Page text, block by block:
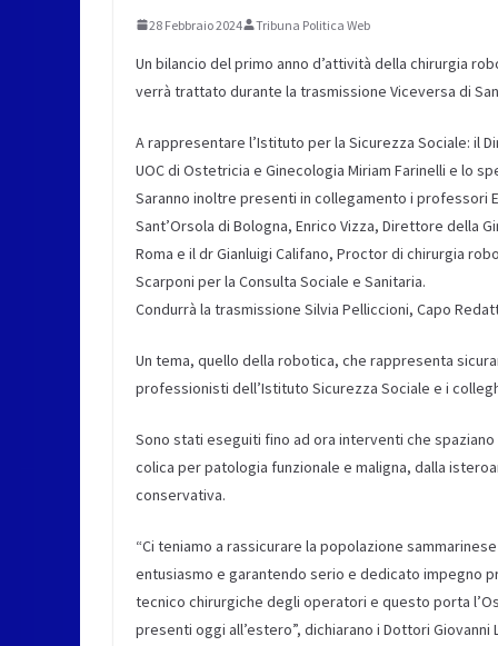
28 Febbraio 2024 Tribuna Politica Web
Un bilancio del primo anno d’attività della chirurgia
verrà trattato durante la trasmissione Viceversa di
A rappresentare l’Istituto per la Sicurezza Sociale: il
UOC di Ostetricia e Ginecologia Miriam Farinelli e lo
Saranno inoltre presenti in collegamento i professori
Sant’Orsola di Bologna, Enrico Vizza, Direttore della
Roma e il dr Gianluigi Califano, Proctor di chirurgia
Scarponi per la Consulta Sociale e Sanitaria.
Condurrà la trasmissione Silvia Pelliccioni, Capo
Un tema, quello della robotica, che rappresenta
professionisti dell’Istituto Sicurezza Sociale e i
Sono stati eseguiti fino ad ora interventi che
colica per patologia funzionale e maligna, dalla
conservativa.
“Ci teniamo a rassicurare la popolazione
entusiasmo e garantendo serio e dedicato impegno
tecnico chirurgiche degli operatori e questo porta
presenti oggi all’estero”, dichiarano i Dottori Giovanni